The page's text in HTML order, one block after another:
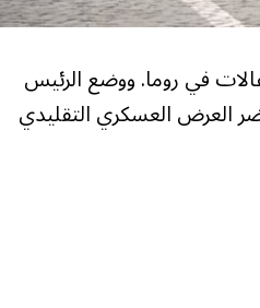
في روما. ووضع الرئيس
العرض العسكري التقليدي